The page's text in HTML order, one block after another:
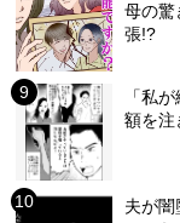
母の
張!?
「私
額を注
夫が